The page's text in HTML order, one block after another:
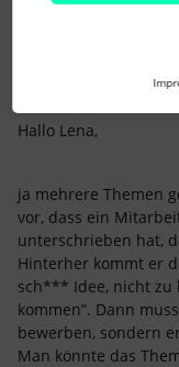
Ich freue mich auf
Hallo Lena,
ja mehrere Themen
vor, dass ein
unterschrieben hat,
Hinterher kommt er
sch*** Idee, nicht zu
kommen”. Dann
bewerben, sondern
Man könnte das